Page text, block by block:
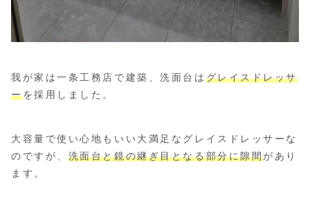
我が家は一条工務店で建築、洗面台は グレイスドレッサ
ーを採用しました。
大容量で使い心地もいい大満足なグレイスドレッサーな
のですが、 洗面台と鏡の継ぎ目となる部分に隙間があり
ます。